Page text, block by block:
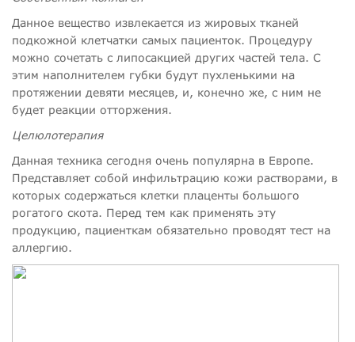
Данное вещество извлекается из жировых тканей
подкожной клетчатки самых пациенток. Процедуру
можно сочетать с липосакцией других частей тела. С
этим наполнителем губки будут пухленькими на
протяжении девяти месяцев, и, конечно же, с ним не
будет реакции отторжения.
Целюлотерапия
Данная техника сегодня очень популярна в Европе.
Представляет собой инфильтрацию кожи растворами, в
которых содержаться клетки плаценты большого
рогатого скота. Перед тем как применять эту
продукцию, пациенткам обязательно проводят тест на
аллергию.